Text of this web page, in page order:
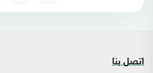
اتصل بنا